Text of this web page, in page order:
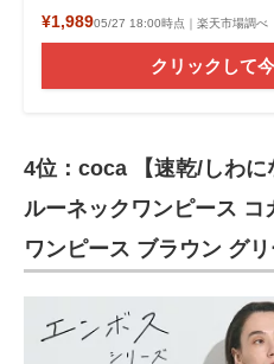
¥1,98905/27 18:00時点｜楽天市場調べ
クリックして
4位：coca 【速乾/しわに
ルーネックワンピース コ
ワンピース ブラウン グ